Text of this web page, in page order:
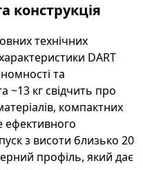
конструкція
технічних
DART
та
~13 кг свідчить про
компактних
ефективного
з висоти близько 20
профіль, який дає